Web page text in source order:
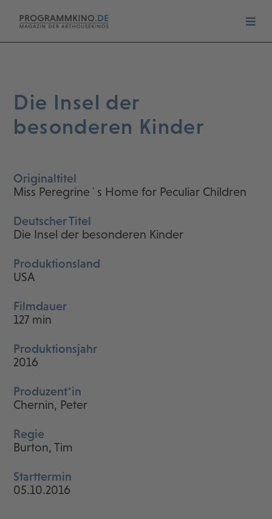
Die Insel der
besonderen Kinder
Originaltitel
Miss Peregrine`s Home for Peculiar Children
Deutscher Titel
Die Insel der besonderen Kinder
Produktionsland
USA
Filmdauer
127 min
Produktionsjahr
2016
Produzent*in
Chernin, Peter
Regie
Burton, Tim
Starttermin
05.10.2016